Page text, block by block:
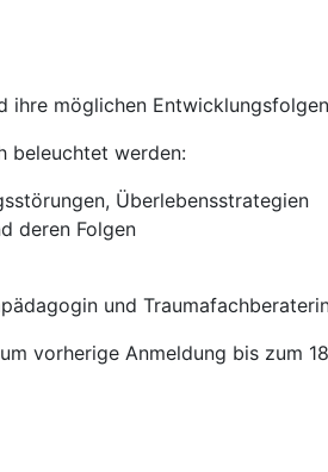
ihre möglichen
beleuchtet werden:
Überlebensstrategien
deren Folgen
und
vorherige Anmeldung bis zum